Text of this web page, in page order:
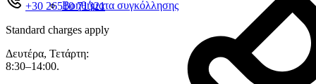
Βοηθήματα συγκόλλησης
+30 26510 71321
Standard charges apply
Δευτέρα, Τετάρτη:
8:30–14:00.